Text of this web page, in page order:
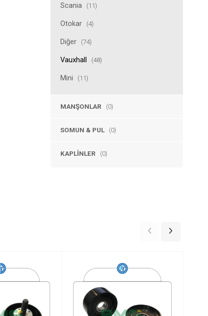
Scania (11)
Otokar (4)
Diğer (74)
Vauxhall (48)
Mini (11)
MANŞONLAR (0)
SOMUN & PUL (0)
KAPLINLER (0)